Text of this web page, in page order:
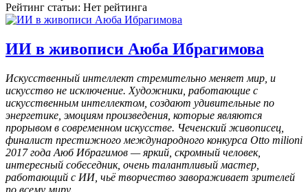
Рейтинг статьи: Нет рейтинга
ИИ в живописи Аюба Ибрагимова
Искусственный интеллект стремительно меняет мир, и
искусство не исключение. Художники, работающие с
искусственным интеллектом, создают удивительные по
энергетике, эмоциям произведения, которые являются
прорывом в современном искусстве. Чеченский живописец,
финалист престижного международного конкурса Otto milioni
2017 года Аюб Ибрагимов — яркий, скромный человек,
интересный собеседник, очень талантливый мастер,
работающий с ИИ, чьё творчество завораживает зрителей